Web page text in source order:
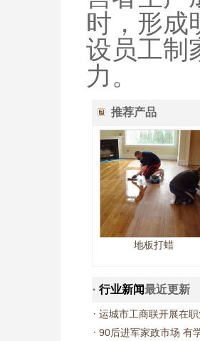
时，形成
设员工制
力。
推荐产品
地板打蜡
· 行业新闻最近更新
· 运城市工商联开展在
· 90后进军家政市场 有